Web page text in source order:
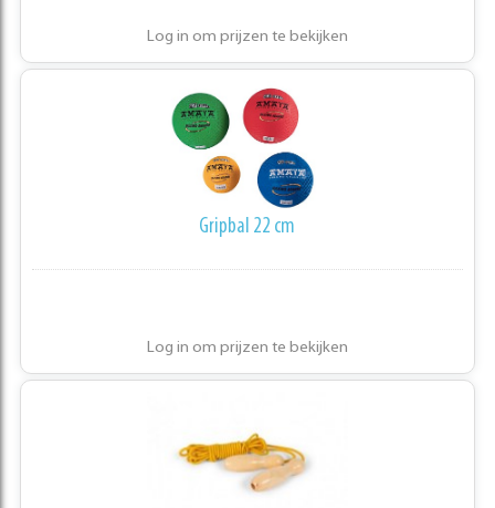
Log in om prijzen te bekijken
Gripbal 22 cm
Log in om prijzen te bekijken